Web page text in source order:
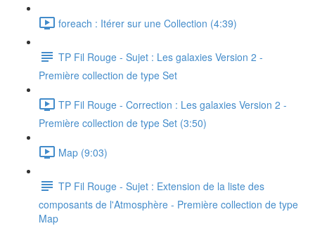
foreach : Itérer sur une Collection (4:39)
TP Fil Rouge - Sujet : Les galaxies Version 2 -
Première collection de type Set
TP Fil Rouge - Correction : Les galaxies Version 2 -
Première collection de type Set (3:50)
Map (9:03)
TP Fil Rouge - Sujet : Extension de la liste des
composants de l'Atmosphère - Première collection de type
Map